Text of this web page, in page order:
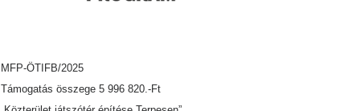
MFP-ÖTIFB/2025
Támogatás összege 5 996 820.-Ft